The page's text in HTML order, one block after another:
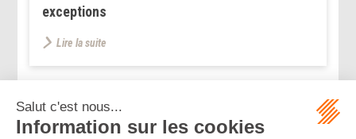
exceptions
Lire la suite
<< < ...